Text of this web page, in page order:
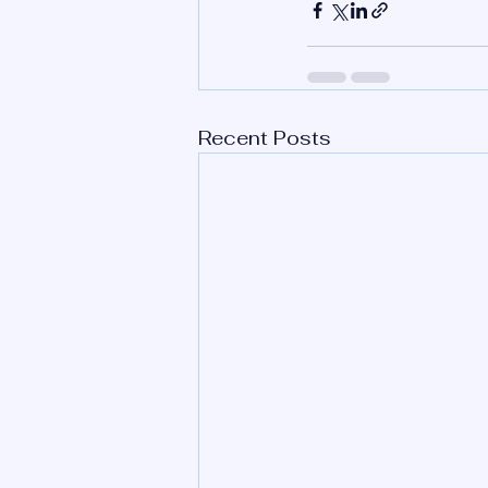
Recent Posts